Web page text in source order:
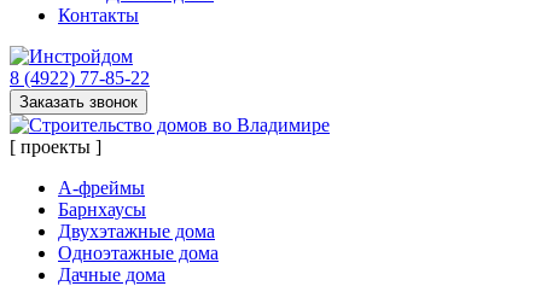
Контакты
8 (4922) 77-85-22
Заказать звонок
[ проекты ]
А-фреймы
Барнхаусы
Двухэтажные дома
Одноэтажные дома
Дачные дома